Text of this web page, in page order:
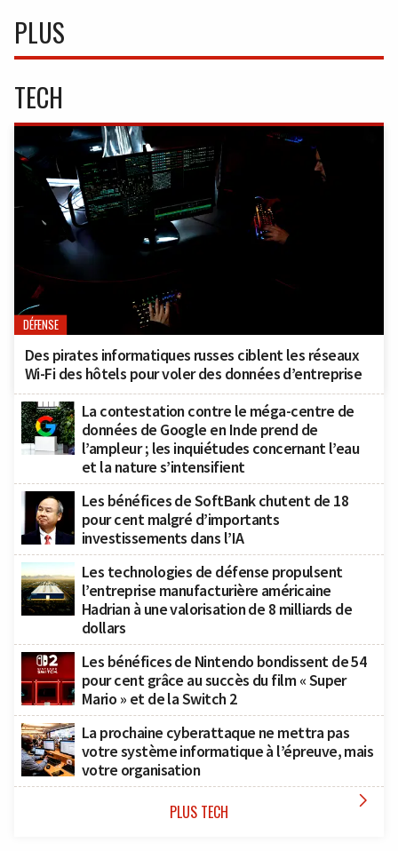
PLUS
TECH
DÉFENSE
Des pirates informatiques russes ciblent les réseaux
Wi-Fi des hôtels pour voler des données d’entreprise
La contestation contre le méga-centre de
données de Google en Inde prend de
l’ampleur ; les inquiétudes concernant l’eau
et la nature s’intensifient
Les bénéfices de SoftBank chutent de 18
pour cent malgré d’importants
investissements dans l’IA
Les technologies de défense propulsent
l’entreprise manufacturière américaine
Hadrian à une valorisation de 8 milliards de
dollars
Les bénéfices de Nintendo bondissent de 54
pour cent grâce au succès du film « Super
Mario » et de la Switch 2
La prochaine cyberattaque ne mettra pas
votre système informatique à l’épreuve, mais
votre organisation
PLUS TECH 